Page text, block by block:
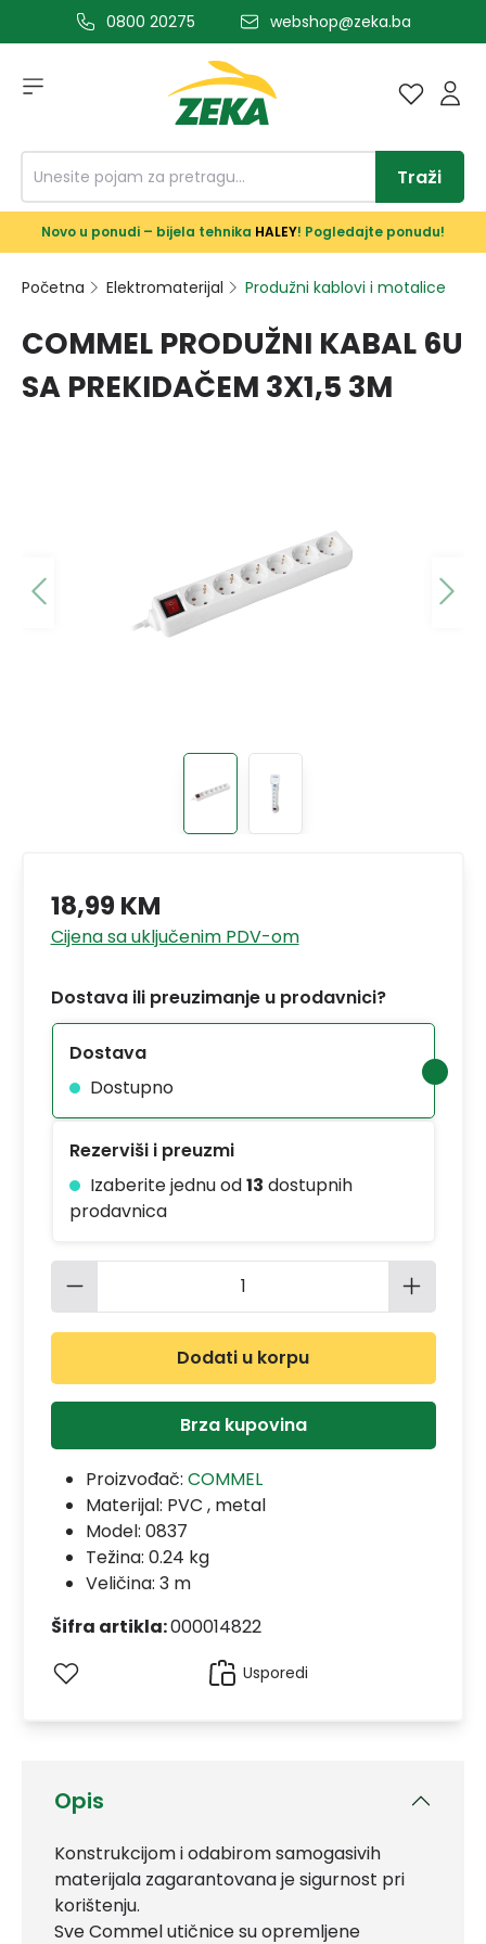
glavni sadržaj0800 20275 webshop@zeka.ba
Traži
Novo u ponudi – bijela tehnika HALEY! Pogledajte ponudu!
Početna Elektromaterijal Produžni kablovi i motalice
COMMEL PRODUŽNI KABAL 6U
SA PREKIDAČEM 3X1,5 3M
Opis
Konstrukcijom i odabirom samogasivih
materijala zagarantovana je sigurnost pri
korištenju.
Sve Commel utičnice su opremljene
18,99 KM
Cijena sa uključenim PDV-om
Dostava ili preuzimanje u prodavnici?
Dostava
Dostupno
Rezerviši i preuzmi
Izaberite jednu od13 dostupnih
prodavnica
Količina proizvoda: Unesite
Dodati u korpu
Brza kupovina
Proizvođač: COMMEL
Materijal: PVC , metal
Model: 0837
Težina: 0.24 kg
Veličina: 3 m
Šifra artikla:000014822
Usporedi